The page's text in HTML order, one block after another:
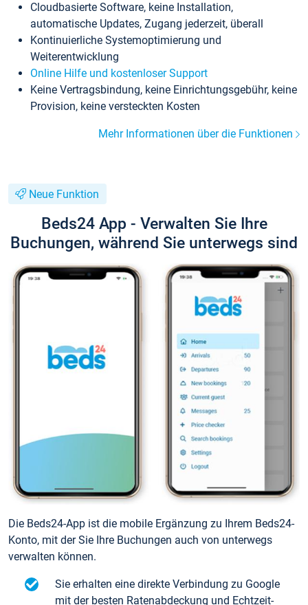
Cloudbasierte Software, keine Installation,
automatische Updates, Zugang jederzeit, überall
Kontinuierliche Systemoptimierung und
Weiterentwicklung
Online Hilfe und kostenloser Support
Keine Vertragsbindung, keine Einrichtungsgebühr, keine
Provision, keine versteckten Kosten
Mehr Informationen über die Funktionen
Neue Funktion
Beds24 App - Verwalten Sie Ihre
Buchungen, während Sie unterwegs sind
Die Beds24-App ist die mobile Ergänzung zu Ihrem Beds24-
Konto, mit der Sie Ihre Buchungen auch von unterwegs
verwalten können.
Sie erhalten eine direkte Verbindung zu Google
mit der besten Ratenabdeckung und Echtzeit-